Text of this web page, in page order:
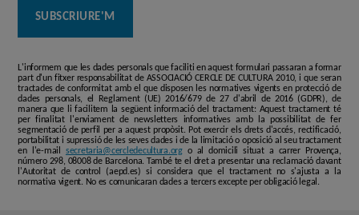
L'informem que les dades personals que faciliti en aquest formulari passaran a formar
part d'un fitxer responsabilitat de ASSOCIACIÓ CERCLE DE CULTURA 2010, i que seran
tractades de conformitat amb el que disposen les normatives vigents en protecció de
dades personals, el Reglament (UE) 2016/679 de 27 d'abril de 2016 (GDPR), de
manera que li facilitem la següent informació del tractament: Aquest tractament té
per finalitat l'enviament de newsletters informatives amb la possibilitat de fer
segmentació de perfil per a aquest propòsit. Pot exercir els drets d'accés, rectificació,
portabilitat i supressió de les seves dades i de la limitació o oposició al seu tractament
en l'e-mail secretaria@cercledecultura.orgo al domicili situat a carrer Provença,
número 298, 08008 de Barcelona. També te el dret a presentar una reclamació davant
l'Autoritat de control (aepd.es) si considera que el tractament no s'ajusta a la
normativa vigent. No es comunicaran dades a tercers excepte per obligació legal.